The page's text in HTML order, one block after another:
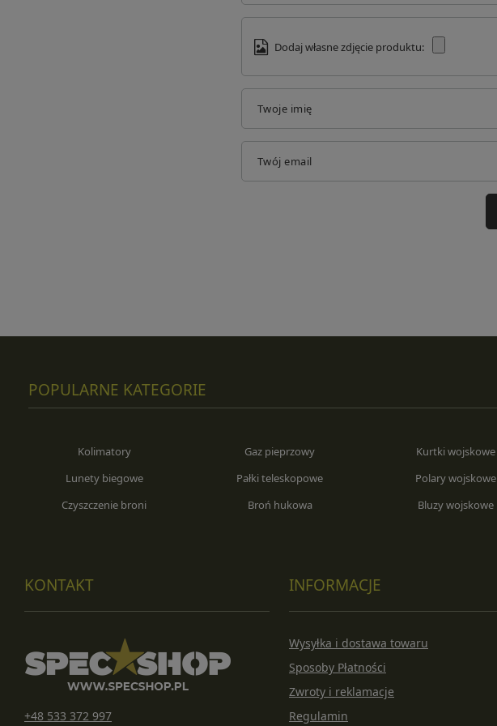
Dodaj własne zdjęcie produktu:
Twoje imię
Twój email
POPULARNE KATEGORIE
Kolimatory
Lunety biegowe
Czyszczenie broni
Gaz pieprzowy
Pałki teleskopowe
Broń hukowa
Kurtki wojskowe
Polary wojskowe
Bluzy wojskowe
KONTAKT
+48 533 372 997
INFORMACJE
Wysyłka i dostawa towaru
Sposoby Płatności
Zwroty i reklamacje
Regulamin